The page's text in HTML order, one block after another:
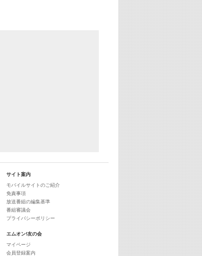
サイト案内
モバイルサイトのご紹介
免責事項
放送番組の編集基準
番組審議会
プライバシーポリシー
エムオン!友の会
マイページ
会員登録案内